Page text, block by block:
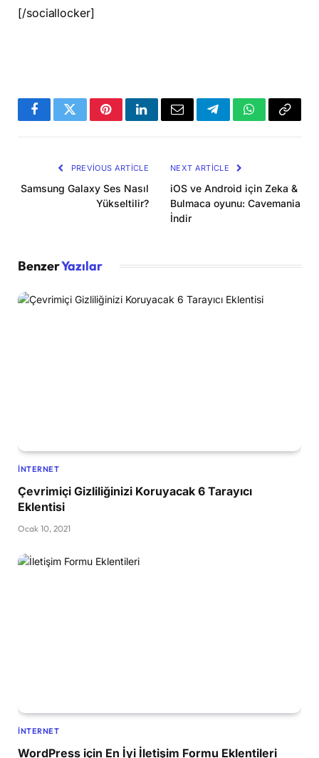
[/sociallocker]
FacebookTwitterPinterestLinkedInEmail TelegramWhatsApp
Copy
PREVIOUS ARTICLE
Samsung Galaxy Ses Nasıl
Yükseltilir?
NEXT ARTICLE
iOS ve Android için Zeka &
Bulmaca oyunu: Cavemania
İndir
BenzerYazılar
İNTERNET
Çevrimiçi Gizliliğinizi Koruyacak 6 Tarayıcı
Eklentisi
Ocak 10, 2021
İNTERNET
WordPress için En İyi İletişim Formu Eklentileri